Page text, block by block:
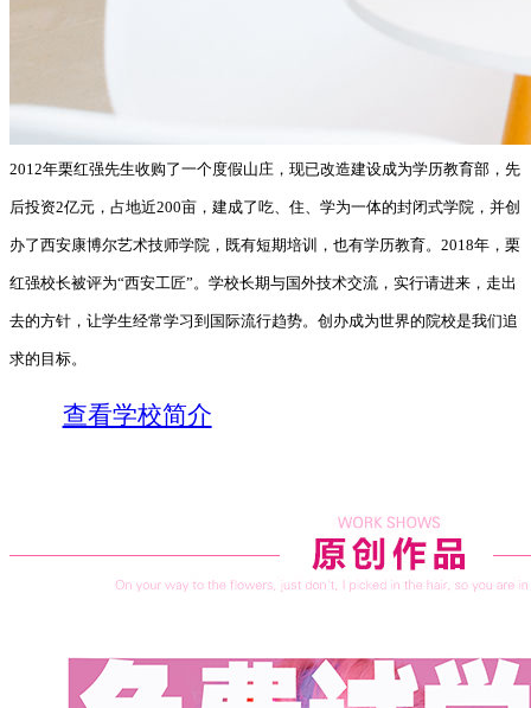
2012年栗红强先生收购了一个度假山庄，现已改造建设成为学历教育部，先
后投资2亿元，占地近200亩，建成了吃、住、学为一体的封闭式学院，并创
办了西安康博尔艺术技师学院，既有短期培训，也有学历教育。2018年，栗
红强校长被评为“西安工匠”。学校长期与国外技术交流，实行请进来，走出
去的方针，让学生经常学习到国际流行趋势。创办成为世界的院校是我们追
求的目标。
查看学校简介